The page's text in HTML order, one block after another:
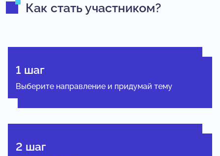
Как стать участником?
1 шаг
Выберите направление и придумай тему
2 шаг